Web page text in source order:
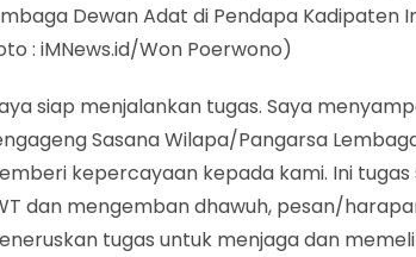
Dewan Adat di Pendapa Kadipaten
: iMNews.id/Won Poerwono)
siap menjalankan tugas. Saya
Sasana Wilapa/Pangarsa
kepercayaan kepada kami. Ini
dan mengemban dhawuh, pesan/
tugas untuk menjaga dan